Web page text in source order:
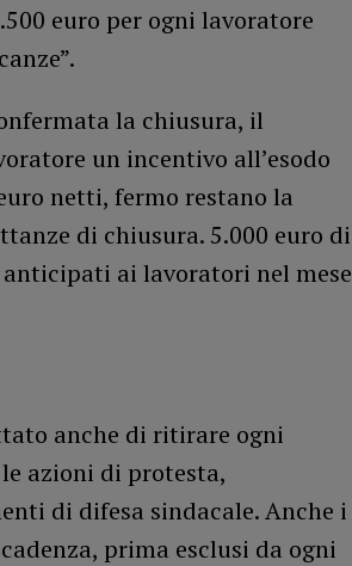
euro per ogni lavoratore
la chiusura, il
un incentivo all’esodo
netti, fermo restano la
di chiusura. 5.000 euro di
ai lavoratori nel mese
anche di ritirare ogni
azioni di protesta,
di difesa sindacale. Anche i
prima esclusi da ogni